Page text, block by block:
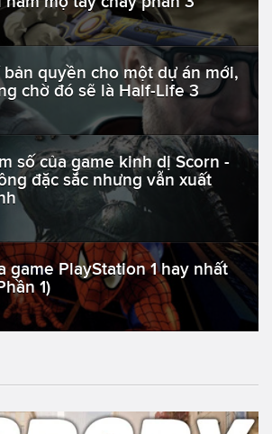
quyền cho một dự án mới,
chờ đó sẽ là Half-Life 3
số của game kinh dị Scorn -
đặc sắc nhưng vẫn xuất
game PlayStation 1 hay nhất
1)